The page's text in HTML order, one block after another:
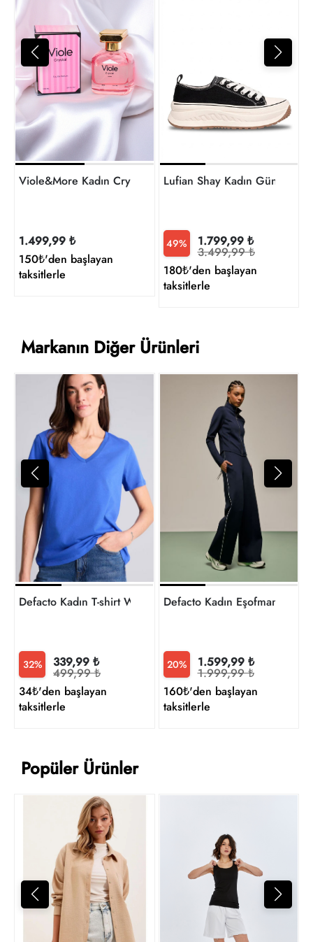
Viole&More Kadın Crystal 100 Ml Edc
1.499,99 ₺
150₺'den başlayan
taksitlerle
Lufian Shay Kadın Günlük
49% 1.799,99 ₺
3.499,99 ₺
180₺'den başlayan
taksitlerle
Markanın Diğer Ürünleri
Defacto Kadın T-shirt W9578AZ/BE46
32% 339,99 ₺
499,99 ₺
34₺'den başlayan
taksitlerle
Defacto Kadın Eşofman Alt
20% 1.599,99 ₺
1.999,99 ₺
160₺'den başlayan
taksitlerle
Popüler Ürünler